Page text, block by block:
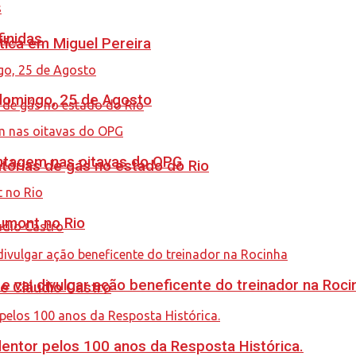
em Miguel Pereira
de gás no estado do Rio
Cláudio Castro
25 de Agosto
nas oitavas do OPG
no Rio
vai divulgar ação beneficente do treinador na
pelos 100 anos da Resposta Histórica.